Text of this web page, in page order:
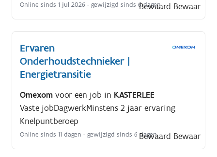
Online sinds 1 jul 2026 - gewijzigd sinds 6 dagen
Bewaard Bewaar
Ervaren
Onderhoudstechnieker |
Energietransitie
Omexom voor een job in KASTERLEE
Vaste jobDagwerkMinstens 2 jaar ervaring
Knelpuntberoep
Online sinds 11 dagen - gewijzigd sinds 6 dagen
Bewaard Bewaar